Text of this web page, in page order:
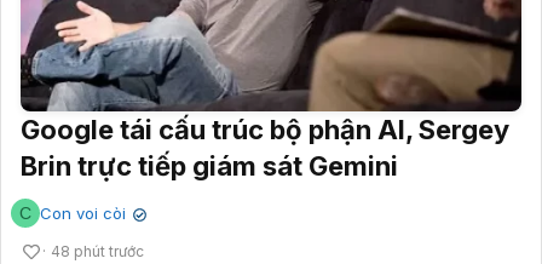
Google tái cấu trúc bộ phận AI, Sergey
Brin trực tiếp giám sát Gemini
C Con voi còi ✔
48 phút trước